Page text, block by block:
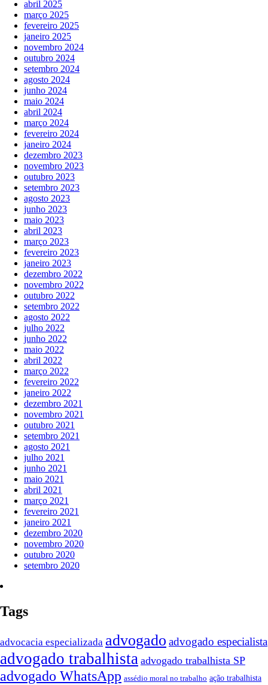
abril 2025
março 2025
fevereiro 2025
janeiro 2025
novembro 2024
outubro 2024
setembro 2024
agosto 2024
junho 2024
maio 2024
abril 2024
março 2024
fevereiro 2024
janeiro 2024
dezembro 2023
novembro 2023
outubro 2023
setembro 2023
agosto 2023
junho 2023
maio 2023
abril 2023
março 2023
fevereiro 2023
janeiro 2023
dezembro 2022
novembro 2022
outubro 2022
setembro 2022
agosto 2022
julho 2022
junho 2022
maio 2022
abril 2022
março 2022
fevereiro 2022
janeiro 2022
dezembro 2021
novembro 2021
outubro 2021
setembro 2021
agosto 2021
julho 2021
junho 2021
maio 2021
abril 2021
março 2021
fevereiro 2021
janeiro 2021
dezembro 2020
novembro 2020
outubro 2020
setembro 2020
Tags
advocacia especializada advogado advogado especialista
advogado trabalhista advogado trabalhista SP
advogado WhatsApp assédio moral no trabalho ação trabalhista